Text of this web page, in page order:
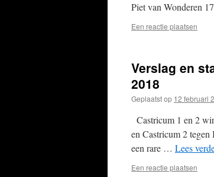
Piet van Wonderen
Een reactie plaatsen
Verslag en
2018
Geplaatst op 12 februari
Castricum 1 en 2
en Castricum 2
een rare … Lees
Een reactie plaatsen